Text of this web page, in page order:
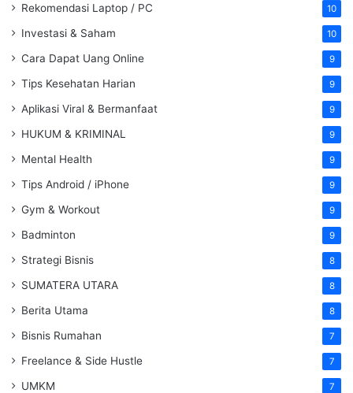
Rekomendasi Laptop / PC 10
Investasi & Saham 10
Cara Dapat Uang Online 9
Tips Kesehatan Harian 9
Aplikasi Viral & Bermanfaat 9
HUKUM & KRIMINAL 9
Mental Health 9
Tips Android / iPhone 9
Gym & Workout 9
Badminton 9
Strategi Bisnis 8
SUMATERA UTARA 8
Berita Utama 8
Bisnis Rumahan 7
Freelance & Side Hustle 7
UMKM 7